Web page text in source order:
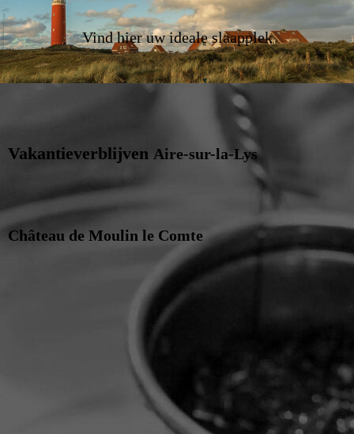
Vind hier uw ideale slaapplek
Vakantieverblijven Aire-sur-la-Lys
Château de Moulin le Comte